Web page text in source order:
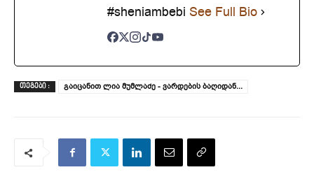
#sheniambebi See Full Bio
ᲗᲔᲒᲔᲑᲘ : გაიცანით ლია მუმლაძე - ვარდების ბაღიდან...